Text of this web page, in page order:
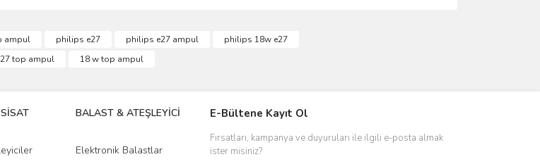
Bu ürüne ilk yorumu siz yapın!
ampul philips e27 philips e27 ampul
philips 18w e27
top ampul 18 w top ampul
BALAST & ATEŞLEYİCİ
Elektronik Balastlar
DRIVER & TRAFO
Led Driverlar
E-Bültene Kayıt Ol
Fırsatları, kampanya ve duyuruları ile ilgili e-posta almak
ister misiniz?